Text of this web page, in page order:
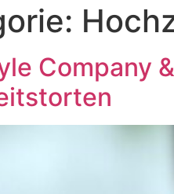
Company